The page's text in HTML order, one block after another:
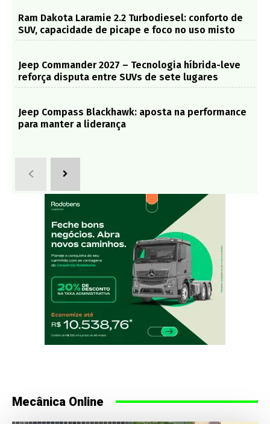
Ram Dakota Laramie 2.2 Turbodiesel: conforto de
SUV, capacidade de picape e foco no uso misto
Jeep Commander 2027 – Tecnologia híbrida-leve
reforça disputa entre SUVs de sete lugares
Jeep Compass Blackhawk: aposta na performance
para manter a liderança
Mecânica Online